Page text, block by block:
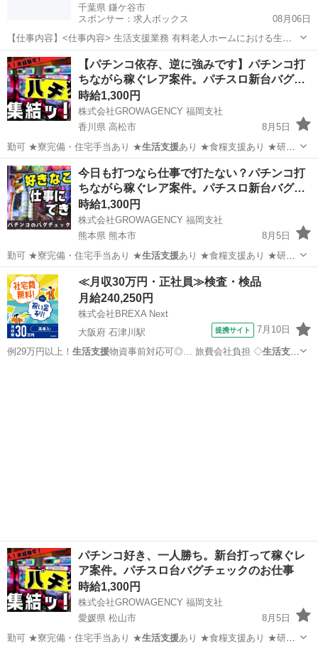
千葉県 鎌ケ谷市
スポンサー：求人ボックス
08月06日
【仕事内容】<仕事内容> 生活支援業務 有料老人ホームにおける生活
支援員としての業務全般に従事していただきます。 <求人PR> <雇用
形態>パート・アルバイト <雇用期間の有無>あり <職種>生活支援員
・求人詳細: 雇用期間:1...
アルバイト・パート
【パチンコ依存、逆に強みです】パチンコ打
ちながら稼ぐレア案件。パチスロ新台バグ…
時給1,300円
株式会社GROWAGENCY 福岡支社
香川県 高松市
8月5日
勤可 ★寮完備・住宅手当あり ★生活支援あり ★食糧支援あり ★研修
あり…
香川 高松市 パチンコ スロット
今日も打つなら仕事で打たない？パチンコ打
ちながら稼ぐレア案件。パチスロ新台バグ…
時給1,300円
株式会社GROWAGENCY 福岡支社
熊本県 熊本市
8月5日
勤可 ★寮完備・住宅手当あり ★生活支援あり ★食糧支援あり ★研修
あり…
熊本 熊本市 その他 スロット
≪月収30万円・正社員≫検査・検品
月給240,250円
株式会社BREXA Next
大阪府 石津川駅
提携サイト 7月10日
例29万円以上！ 生活支援物資事前対応可◎… 旅費会社負担 ◇生活支援
パチンコ好き、一人勝ち。新台打って稼ぐレ
ア案件。パチスロ台バグチェックのお仕事
時給1,300円
株式会社GROWAGENCY 福岡支社
愛媛県 松山市
8月5日
勤可 ★寮完備・住宅手当あり ★生活支援あり ★食糧支援あり ★研修